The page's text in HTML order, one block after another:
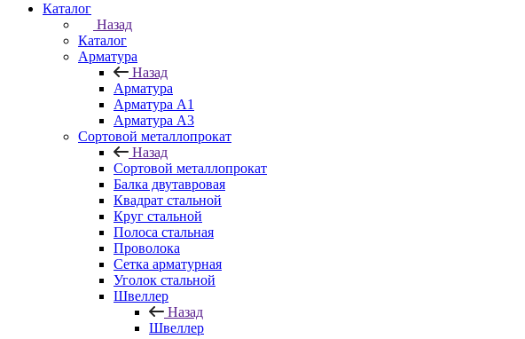
Каталог
Назад
Каталог
Арматура
Назад
Арматура
Арматура A1
Арматура А3
Сортовой металлопрокат
Назад
Сортовой металлопрокат
Балка двутавровая
Квадрат стальной
Круг стальной
Полоса стальная
Проволока
Сетка арматурная
Уголок стальной
Швеллер
Назад
Швеллер